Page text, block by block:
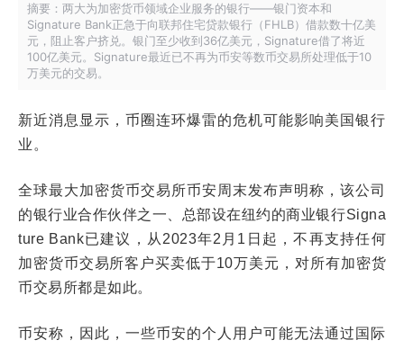
摘要：两大为加密货币领域企业服务的银行——银门资本和
Signature Bank正急于向联邦住宅贷款银行（FHLB）借款数十亿美
元，阻止客户挤兑。银门至少收到36亿美元，Signature借了将近
100亿美元。Signature最近已不再为币安等数币交易所处理低于10
万美元的交易。
新近消息显示，币圈连环爆雷的危机可能影响美国银行
业。
全球最大加密货币交易所币安周末发布声明称，该公司
的银行业合作伙伴之一、总部设在纽约的商业银行Signa
ture Bank已建议，从2023年2月1日起，不再支持任何
加密货币交易所客户买卖低于10万美元，对所有加密货
币交易所都是如此。
币安称，因此，一些币安的个人用户可能无法通过国际